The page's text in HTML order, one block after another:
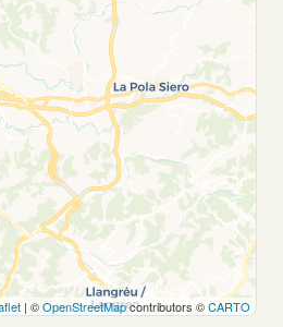
| ©OpenStreetMapcontributors ©CARTO